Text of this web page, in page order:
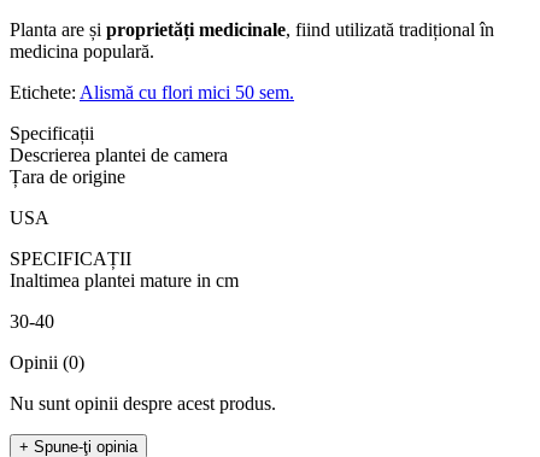
Planta are și proprietăți medicinale, fiind utilizată tradițional în
medicina populară.
Etichete: Alismă cu flori mici 50 sem.
Specificații
Descrierea plantei de camera
Țara de origine
USA
SPECIFICAȚII
Inaltimea plantei mature in cm
30-40
Opinii (0)
Nu sunt opinii despre acest produs.
+ Spune-ţi opinia